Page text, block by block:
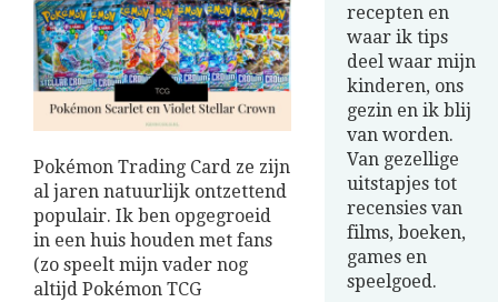
Pokémon Trading Card ze zijn
al jaren natuurlijk ontzettend
populair. Ik ben opgegroeid
in een huis houden met fans
(zo speelt mijn vader nog
altijd Pokémon TCG
recepten en
waar ik tips
deel waar mijn
kinderen, ons
gezin en ik blij
van worden.
Van gezellige
uitstapjes tot
recensies van
films, boeken,
games en
speelgoed.